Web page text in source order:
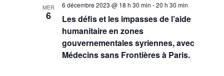
MER
6
Les défis et les impasses de l’aide
humanitaire en zones
gouvernementales syriennes, avec
Médecins sans Frontières à Paris.
6 décembre 2023 @ 18 h 30 min -20 h 30 min